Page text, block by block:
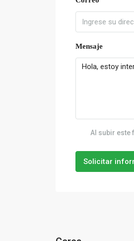
Mensaje
Al subir
Solicitar